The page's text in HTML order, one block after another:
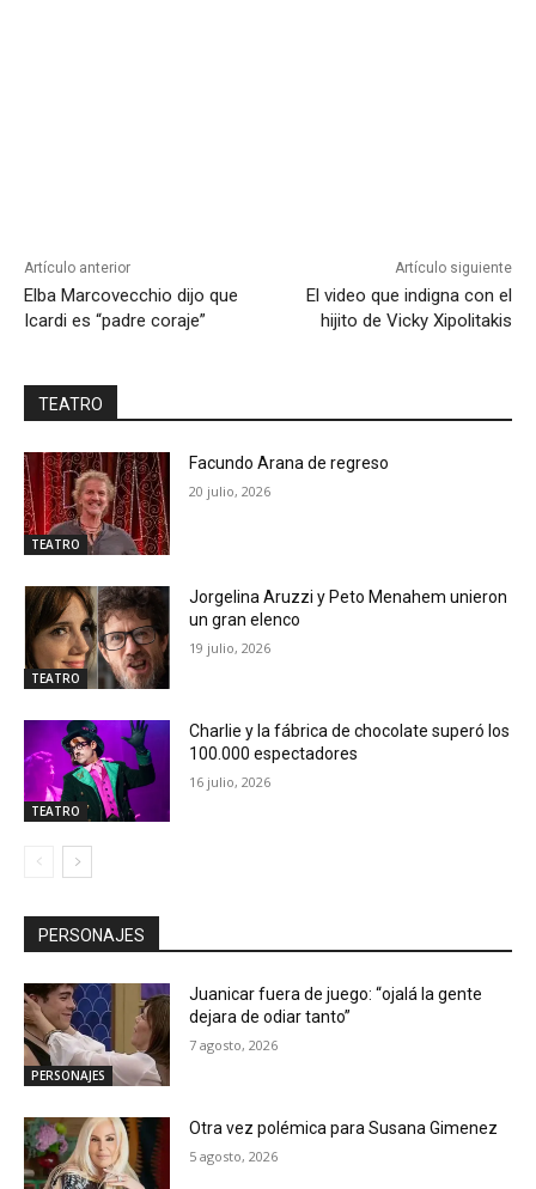
Artículo anterior
Elba Marcovecchio dijo que
Icardi es “padre coraje”
Artículo siguiente
El video que indigna con el
hijito de Vicky Xipolitakis
TEATRO
TEATRO
Facundo Arana de regreso
20 julio, 2026
TEATRO
Jorgelina Aruzzi y Peto Menahem unieron
un gran elenco
19 julio, 2026
TEATRO
Charlie y la fábrica de chocolate superó los
100.000 espectadores
16 julio, 2026
PERSONAJES
PERSONAJES
Juanicar fuera de juego: “ojalá la gente
dejara de odiar tanto”
7 agosto, 2026
Otra vez polémica para Susana Gimenez
5 agosto, 2026